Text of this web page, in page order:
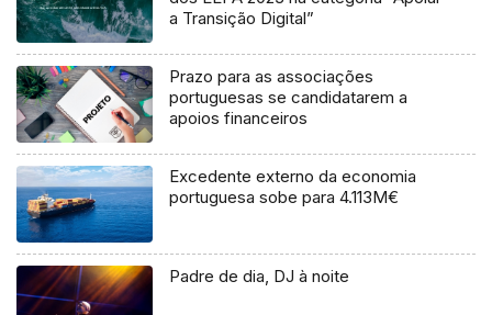
a Transição Digital”
Prazo para as associações
portuguesas se candidatarem a
apoios financeiros
Excedente externo da economia
portuguesa sobe para 4.113M€
Padre de dia, DJ à noite